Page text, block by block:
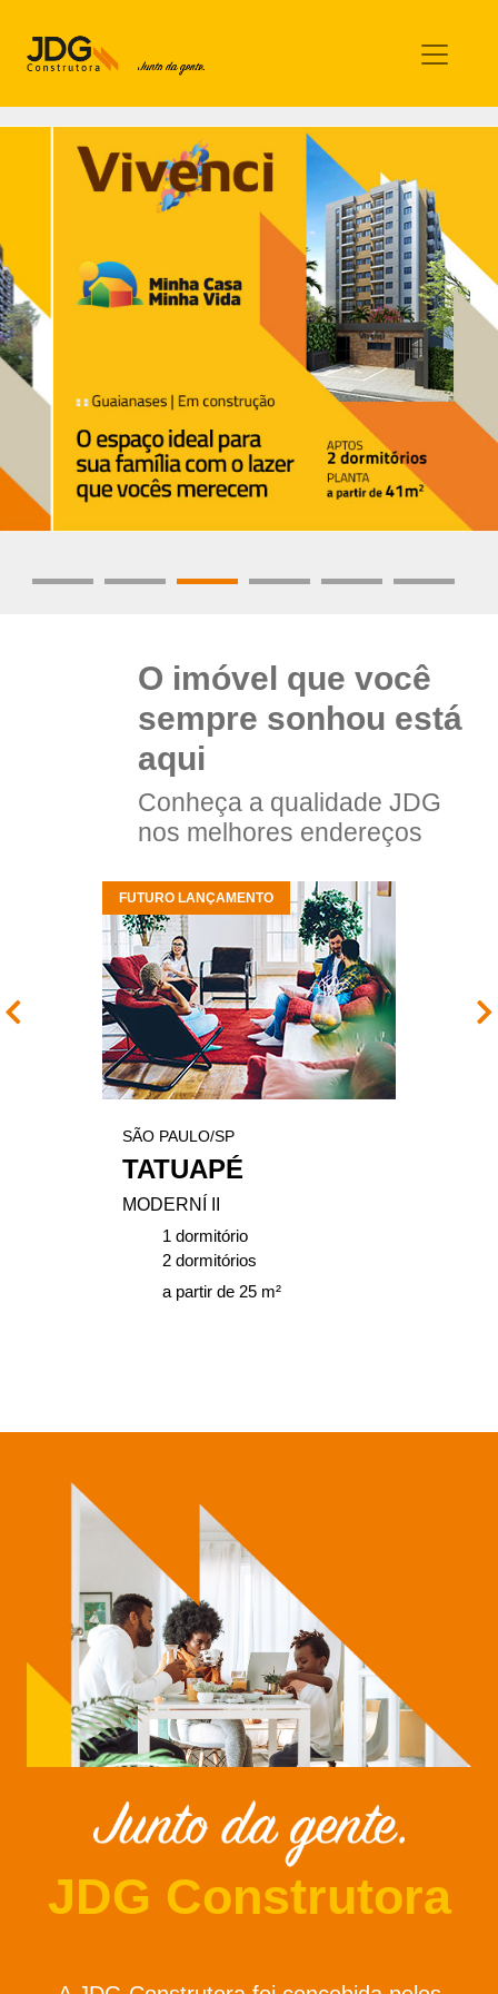
Contato
Sobre nós
O imóvel que você
sempre sonhou está
aqui
Conheça a qualidade JDG
nos melhores endereços
SÃO PAULO/SP
TATUAPÉ
MODERNÍ II
1 dormitório
2 dormitórios
a partir de 25 m²
FUTURO LANÇAMENTO
JDG Construtora